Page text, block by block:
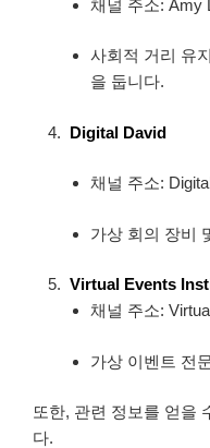
채널 주소: Amy
사회적 거리 유
을 둡니다.
Digital David
채널 주소:
가상 회의 장비
Virtual Events
채널 주소:
가상 이벤트 전
또한, 관련 정보를 얻을
다.